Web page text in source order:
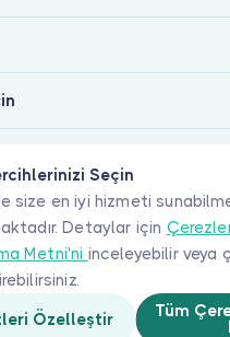
Seçin
size en iyi hizmeti
Detaylar için
Metni'ni inceleyebilir veya
Özelleştir
Tüm